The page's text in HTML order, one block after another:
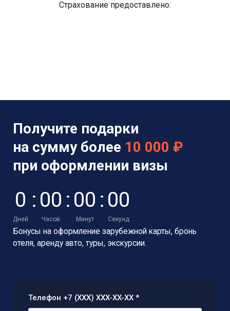
Страхование предоставлено:
Получите подарки
на сумму более 10 000 ₽
при оформлении визы
0
Дней
: 00
Часов
: 00
Минут
: 00
Секунд
Бонусы на оформление зарубежной карты, бронь
отеля, аренду авто, туры, экскурсии.
Телефон +7 (XXX) XXX-XX-XX *